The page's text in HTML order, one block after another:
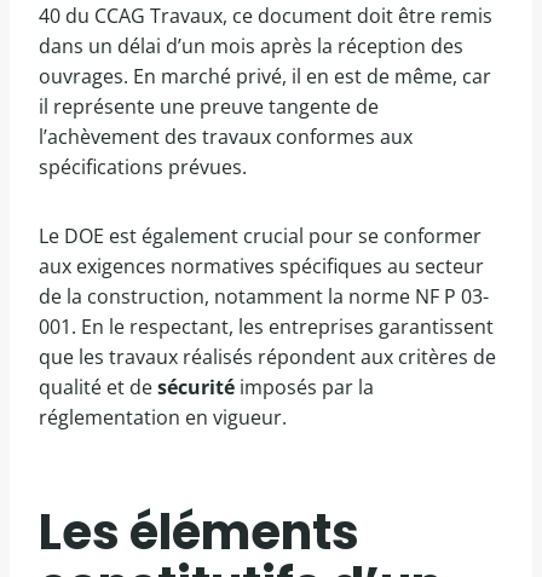
40 du CCAG Travaux, ce document doit être remis
dans un délai d’un mois après la réception des
ouvrages. En marché privé, il en est de même, car
il représente une preuve tangente de
l’achèvement des travaux conformes aux
spécifications prévues.
Le DOE est également crucial pour se conformer
aux exigences normatives spécifiques au secteur
de la construction, notamment la norme NF P 03-
001. En le respectant, les entreprises garantissent
que les travaux réalisés répondent aux critères de
qualité et desécurité imposés par la
réglementation en vigueur.
Les éléments